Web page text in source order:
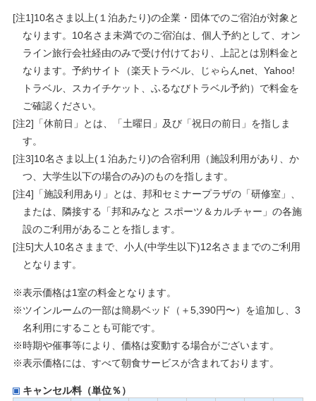
[注1]10名さま以上(１泊あたり)の企業・団体でのご宿泊が対象と
なります。10名さま未満でのご宿泊は、個人予約として、オン
ライン旅行会社経由のみで受け付けており、上記とは別料金と
なります。予約サイト（楽天トラベル、じゃらんnet、Yahoo!
トラベル、スカイチケット、ふるなびトラベル予約）で料金を
ご確認ください。
[注2]「休前日」とは、「土曜日」及び「祝日の前日」を指しま
す。
[注3]10名さま以上(１泊あたり)の合宿利用（施設利用があり、か
つ、大学生以下の場合のみ)のものを指します。
[注4]「施設利用あり」とは、邦和セミナープラザの「研修室」、
または、隣接する「邦和みなと スポーツ＆カルチャー」の各施
設のご利用があることを指します。
[注5]大人10名さままで、小人(中学生以下)12名さままでのご利用
となります。
※表示価格は1室の料金となります。
※ツインルームの一部は簡易ベッド（＋5,390円〜）を追加し、3
名利用にすることも可能です。
※時期や催事等により、価格は変動する場合がございます。
※表示価格には、すべて朝食サービスが含まれております。
キャンセル料（単位％）